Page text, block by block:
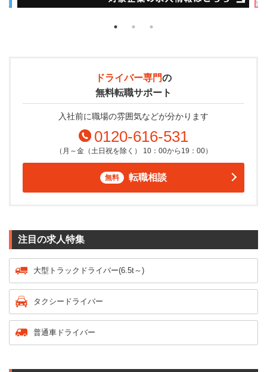
ドライバー専門の
無料転職サポート
入社前に職場の雰囲気などが分かります
0120-616-531
（月～金（土日祝を除く） 10：00から19：00）
無料 転職相談
注目の求人特集
大型トラックドライバー(6.5t～)
タクシードライバー
普通車ドライバー